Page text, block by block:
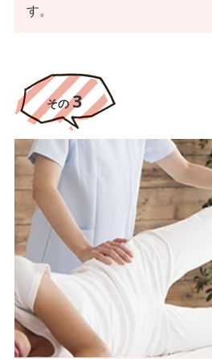
す。
その3
豊富なリハビ
併設の訪問リハビリ・リハビリデイサ